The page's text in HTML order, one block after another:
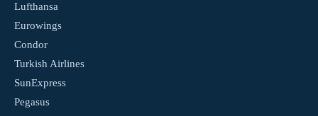
Lufthansa
Eurowings
Condor
Turkish Airlines
SunExpress
Pegasus